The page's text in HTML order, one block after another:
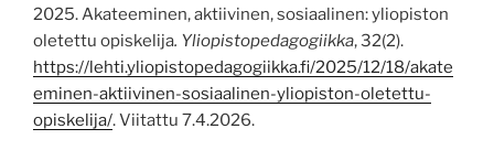
2025. Akateeminen, aktiivinen, sosiaalinen: yliopiston
oletettu opiskelija. Yliopistopedagogiikka, 32(2).
https://lehti.yliopistopedagogiikka.fi/2025/12/18/akate
eminen-aktiivinen-sosiaalinen-yliopiston-oletettu-
opiskelija/. Viitattu 7.4.2026.